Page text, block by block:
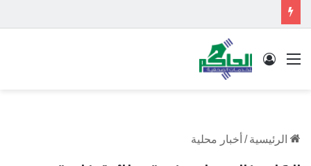
القائمة تسجيل الدخول
الرئيسية / أخبار محلية